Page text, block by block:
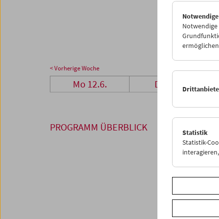
03
< Vorherige Woche
Mo 12.6. Di 13.6.
PROGRAMM ÜBERBLICK
Notwendige
Statistik
Statistik-